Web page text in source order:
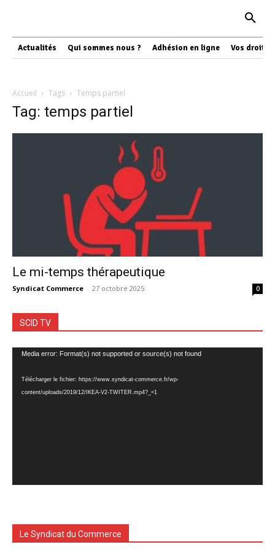
Actualités Qui sommes nous ? Adhésion en ligne Vos droits
Accueil Tags Temps partiel
Tag: temps partiel
Le mi-temps thérapeutique
Syndicat Commerce - 27 octobre 2025 0
SCID TV
Lecteur
Media error: Format(s) not supported or source(s) not found
Télécharger le fichier: https://www.syndicat-commerce.fr/wp-
content/uploads/2019/12/IKEA-V2-TWITER.mp4?_=1
Le Syndicat du Commerce